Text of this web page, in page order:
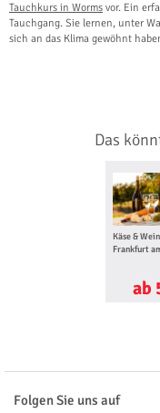
Tauchkurs in Worms vor. Ein
Tauchgang. Sie lernen, unter
sich an das Klima gewöhnt
Das
Käse &
Frankfurt
ab
Folgen Sie uns auf